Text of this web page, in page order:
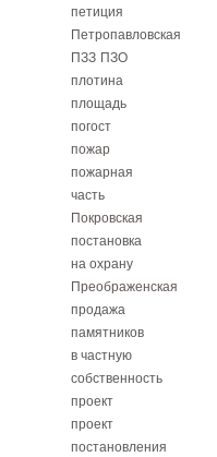
петиция
Петропавловская
ПЗЗ ПЗО
плотина
площадь
погост
пожар
пожарная
часть
Покровская
постановка
на охрану
Преображенская
продажа
памятников
в частную
собственность
проект
проект
постановления